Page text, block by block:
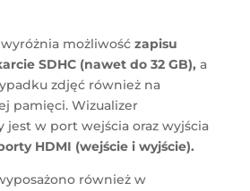
możliwośćzapisu
SDHC (nawet do 32 GB), a
zdjęć również na
pamięci. Wizualizer
jest w port wejścia oraz wyjścia
HDMI (wejście i wyjście).
również w